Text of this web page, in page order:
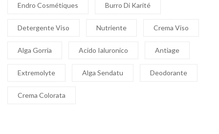
Endro Cosmétiques Burro Di Karité
Detergente Viso Nutriente Crema Viso
Alga Gorria Acido Ialuronico Antiage
Extremolyte Alga Sendatu Deodorante
Crema Colorata